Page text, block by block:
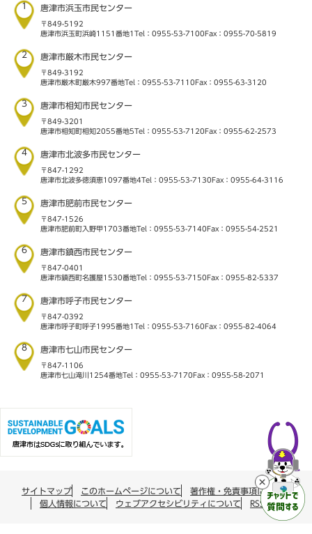
1 唐津市浜玉市民センター
〒849-5192
唐津市浜玉町浜崎1151番地1 Tel：0955-53-7100 Fax：0955-70-5819
2 唐津市厳木市民センター
〒849-3192
唐津市厳木町厳木997番地Tel：0955-53-7110 Fax：0955-63-3120
3 唐津市相知市民センター
〒849-3201
唐津市相知町相知2055番地5Tel：0955-53-7120 Fax：0955-62-2573
4 唐津市北波多市民センター
〒847-1292
唐津市北波多徳須恵1097番地4Tel：0955-53-7130 Fax：0955-64-3116
5 唐津市肥前市民センター
〒847-1526
唐津市肥前町入野甲1703番地Tel：0955-53-7140 Fax：0955-54-2521
6 唐津市鎮西市民センター
〒847-0401
唐津市鎮西町名護屋1530番地Tel：0955-53-7150 Fax：0955-82-5337
7 唐津市呼子市民センター
〒847-0392
唐津市呼子町呼子1995番地1 Tel：0955-53-7160 Fax：0955-82-4064
8 唐津市七山市民センター
〒847-1106
唐津市七山滝川1254番地Tel：0955-53-7170 Fax：0955-58-2071
サイトマップ このホームページについて
著作権・免責事項について
個人情報について
ウェブアクセシビリティについて RSS配信